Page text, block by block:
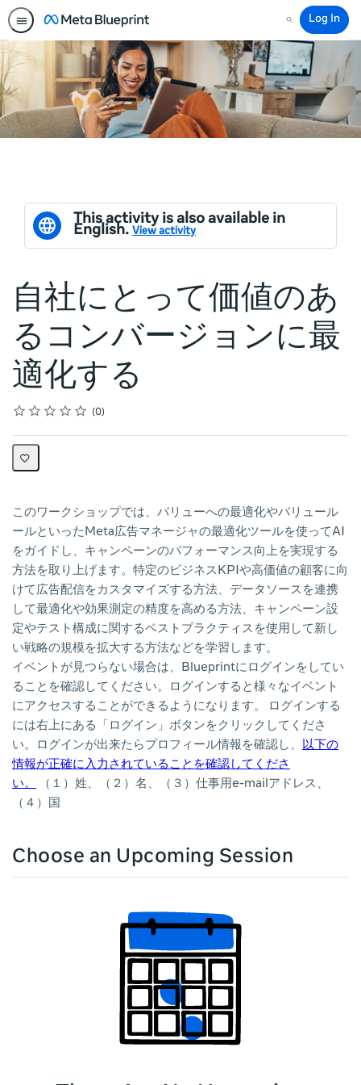
Search
Log In
This activity is also available in
English. View activity
自社にとって価値のあ
るコンバージョンに最
適化する
Rating
1 star
2 stars
3 stars
4 stars
5 stars
Average rating: 0 0
No reviews
このワークショップでは、バリューへの最適化やバリュール
ールといったMeta広告マネージャの最適化ツールを使ってAI
をガイドし、キャンペーンのパフォーマンス向上を実現する
方法を取り上げます。特定のビジネスKPIや高価値の顧客に向
けて広告配信をカスタマイズする方法、データソースを連携
して最適化や効果測定の精度を高める方法、キャンペーン設
定やテスト構成に関するベストプラクティスを使用して新し
い戦略の規模を拡大する方法などを学習します。
イベントが見つらない場合は、Blueprintにログインをしてい
ることを確認してください。ログインすると様々なイベント
にアクセスすることができるようになります。 ログインする
には右上にある「ログイン」ボタンをクリックしてくださ
い。ログインが出来たらプロフィール情報を確認し、 以下の
情報が正確に入力されていることを確認してくださ
い。
（１）姓、（２）名、（３）仕事用e-mailアドレス、
（４）国
Choose an Upcoming Session